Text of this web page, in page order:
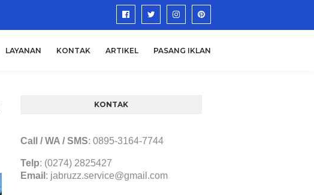
LAYANAN KONTAK ARTIKEL PASANG IKLAN
KONTAK
Call / WA / SMS: 0895-3164-7744
Telp: (0274) 2825427
Email : jabruzz.service@gmail.com